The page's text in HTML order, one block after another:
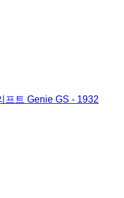
프트 Genie GS - 1932